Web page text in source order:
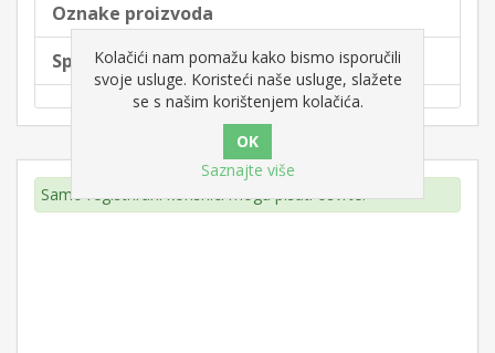
Oznake proizvoda
Specifikacije proizvoda
Samo registrirani korisnici mogu pisati osvrte.
Kolačići nam pomažu kako bismo isporučili
svoje usluge. Koristeći naše usluge, slažete
se s našim korištenjem kolačića.
Saznajte više